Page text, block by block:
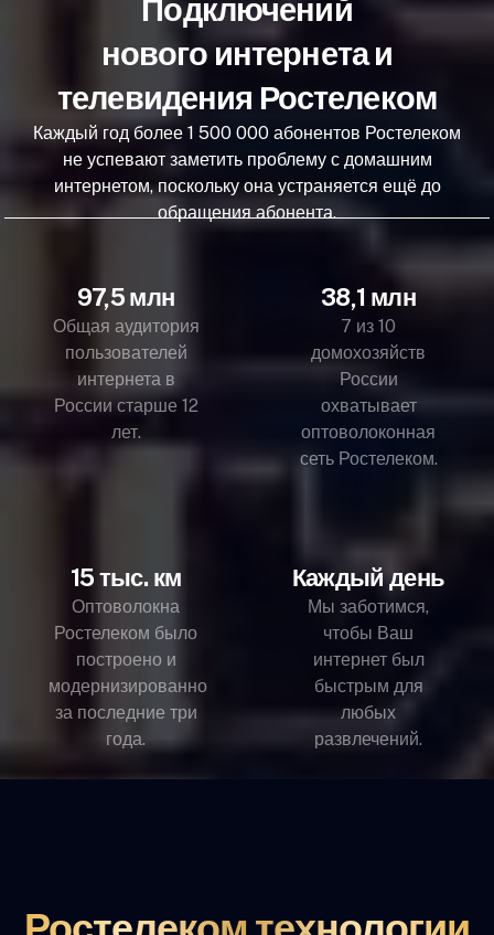
Подключений
нового интернета и
телевидения Ростелеком
Каждый год более 1 500 000 абонентов Ростелеком
не успевают заметить проблему с домашним
интернетом, поскольку она устраняется ещё до
обращения абонента.
97,5 млн
Общая аудитория
пользователей
интернета в
России старше 12
лет.
38,1 млн
7 из 10
домохозяйств
России
охватывает
оптоволоконная
сеть Ростелеком.
15 тыс. км
Оптоволокна
Ростелеком было
построено и
модернизированно
за последние три
года.
Каждый день
Мы заботимся,
чтобы Ваш
интернет был
быстрым для
любых
развлечений.